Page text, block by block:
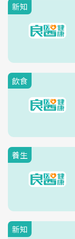
新知
飲食
養生
新知